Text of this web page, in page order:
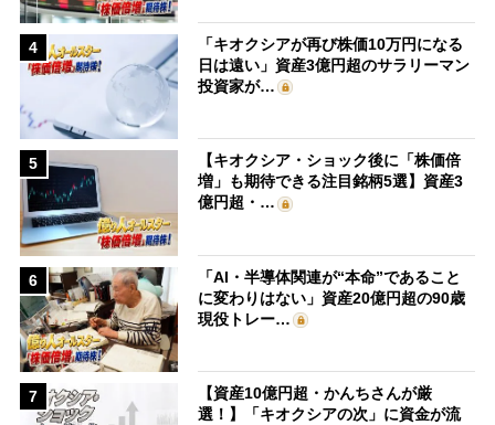
4
「キオクシアが再び株価10万円になる
日は遠い」資産3億円超のサラリーマン
投資家が…
5
【キオクシア・ショック後に「株価倍
増」も期待できる注目銘柄5選】資産3
億円超・…
6
「AI・半導体関連が“本命”であること
に変わりはない」資産20億円超の90歳
現役トレー…
7
【資産10億円超・かんちさんが厳
選！】「キオクシアの次」に資金が流